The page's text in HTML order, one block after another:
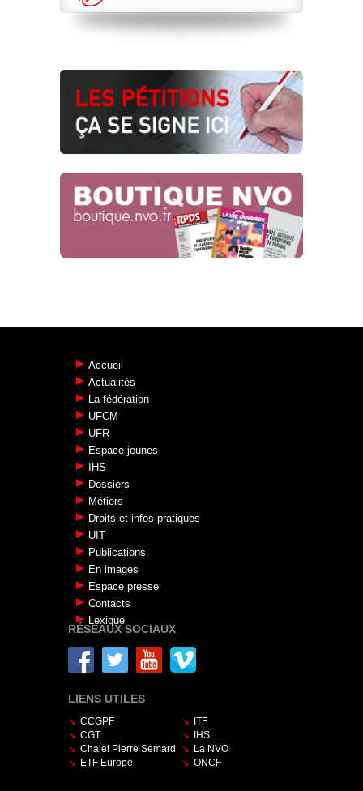
Tract n°2 de la campagne salaire
SNCF RÉSEAU : SOUS-TRAITANCE DE
L’ÉTHIQUE, TACTIQUE
SYSTÉMATIQUE !
Risques psycho-sociaux
CPA : LA CGT BOUSCULE LE
PATRONAT FERROVIAIRE !
CPA ferroviaire
18.04.2024
Accueil
Actualités
La fédération
UFCM
UFR
Espace jeunes
IHS
Dossiers
Métiers
Droits et infos pratiques
UIT
Publications
En images
Espace presse
Contacts
Lexique
RÉSEAUX SOCIAUX
LIENS UTILES
CCGPF
CGT
Chalet Pierre Semard
ETF Europe
ITF
IHS
La NVO
ONCF